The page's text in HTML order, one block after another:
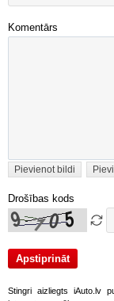
Komentārs
Pievienot bildi
Drošības kods
Stingri aizliegts iAuto.lv